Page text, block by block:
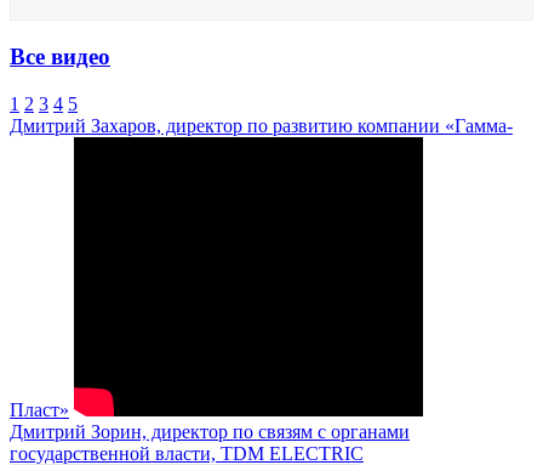
Все видео
1 2 3 4 5
Дмитрий Захаров, директор по развитию компании «Гамма-
Пласт»
Дмитрий Зорин, директор по связям с органами
государственной власти, TDM ELECTRIC